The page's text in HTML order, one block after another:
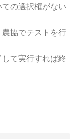
の選択権がない
協でテストを行
て実行すれば終